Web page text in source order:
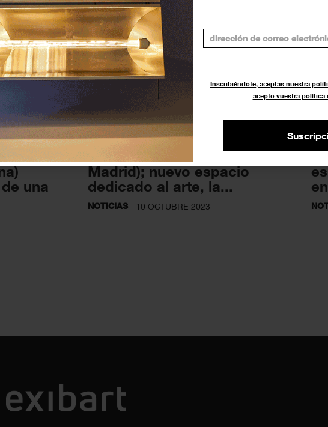
Inscribiéndote, aceptas nuestra
acepto vuestra política
una
ISLA (Robledo de Chavela,
Madrid); nuevo espacio
dedicado al arte, la...
NOTICIAS 10 OCTUBRE 2023